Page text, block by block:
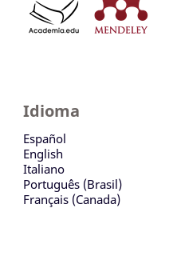
Idioma
Español
English
Italiano
Português (Brasil)
Français (Canada)